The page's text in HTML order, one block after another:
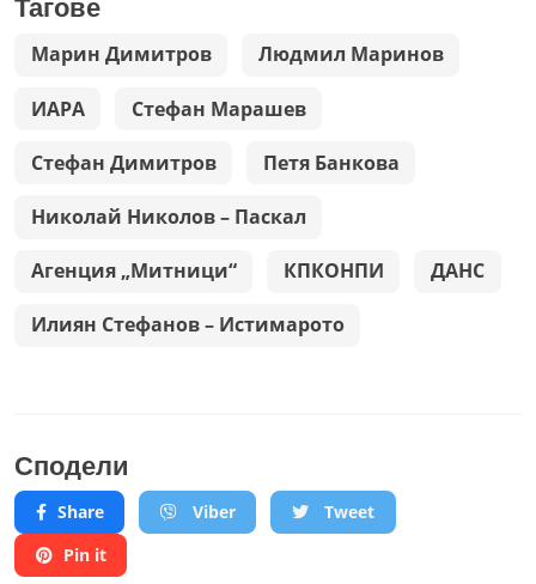
Тагове
Марин Димитров Людмил Маринов
ИАРА Стефан Марашев
Стефан Димитров Петя Банкова
Николай Николов – Паскал
Агенция „Митници“ КПКОНПИ ДАНС
Илиян Стефанов – Истимарото
Сподели
Share Viber
Tweet
Pin it